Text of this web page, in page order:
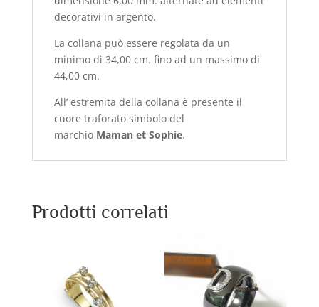
decorativi in argento.
La collana può essere regolata da un
minimo di 34,00 cm. fino ad un massimo di
44,00 cm.
All’ estremita della collana è presente il
cuore traforato simbolo del
marchio Maman et Sophie.
Prodotti correlati